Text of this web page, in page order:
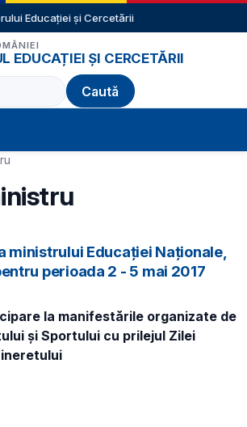
Educației și Cercetării
EDUCAȚIEI ȘI CERCETĂRII
ministrului Educației Naționale,
perioada 2 - 5 mai 2017
la manifestările organizate de
și Sportului cu prilejul Zilei